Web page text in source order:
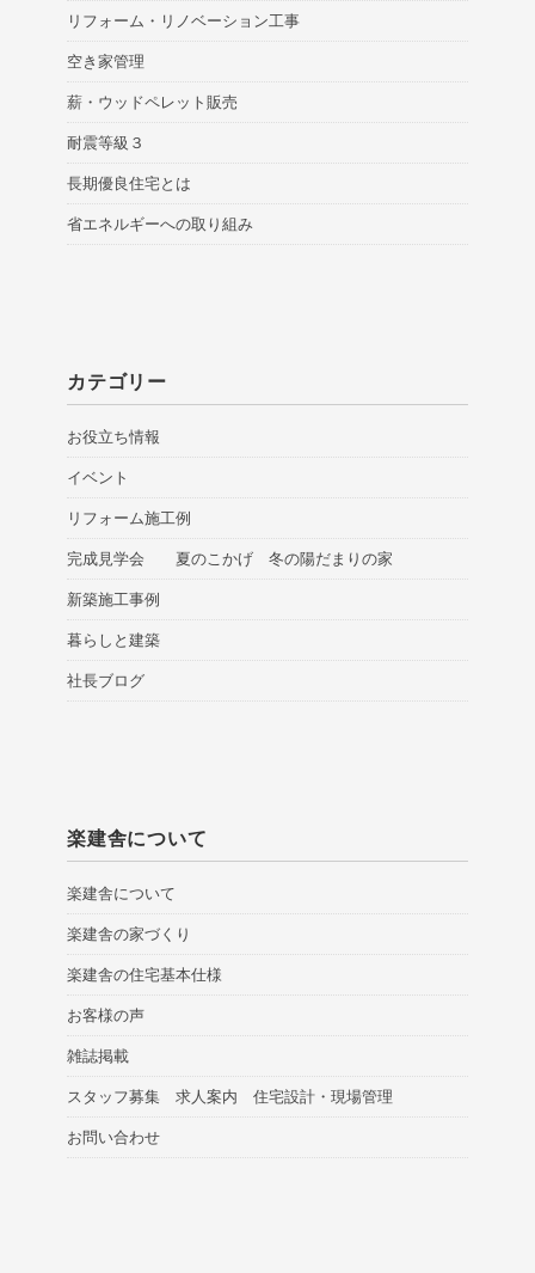
リフォーム・リノベーション工事
空き家管理
薪・ウッドペレット販売
耐震等級３
長期優良住宅とは
省エネルギーへの取り組み
カテゴリー
お役立ち情報
イベント
リフォーム施工例
完成見学会 夏のこかげ 冬の陽だまりの家
新築施工事例
暮らしと建築
社長ブログ
楽建舎について
楽建舎について
楽建舎の家づくり
楽建舎の住宅基本仕様
お客様の声
雑誌掲載
スタッフ募集 求人案内 住宅設計・現場管理
お問い合わせ